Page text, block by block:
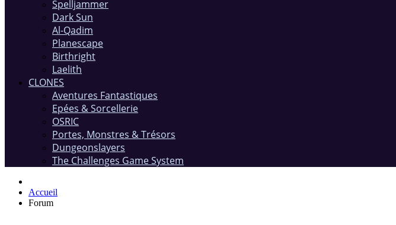
Spelljammer
Dark Sun
Al-Qadim
Planescape
Birthright
Laelith
CLONES
Aventures Fantastiques
Epées & Sorcellerie
OSRIC
Portes, Monstres & Trésors
Dungeonslayers
The Challenges Game System
Accueil
Forum